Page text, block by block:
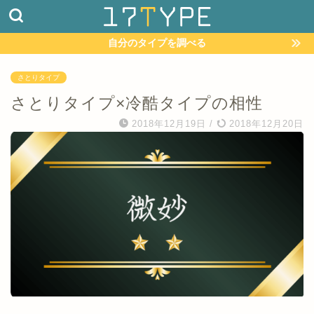
自分のタイプを調べる
さとりタイプ
さとりタイプ×冷酷タイプの相性
2018年12月19日 / 2018年12月20日